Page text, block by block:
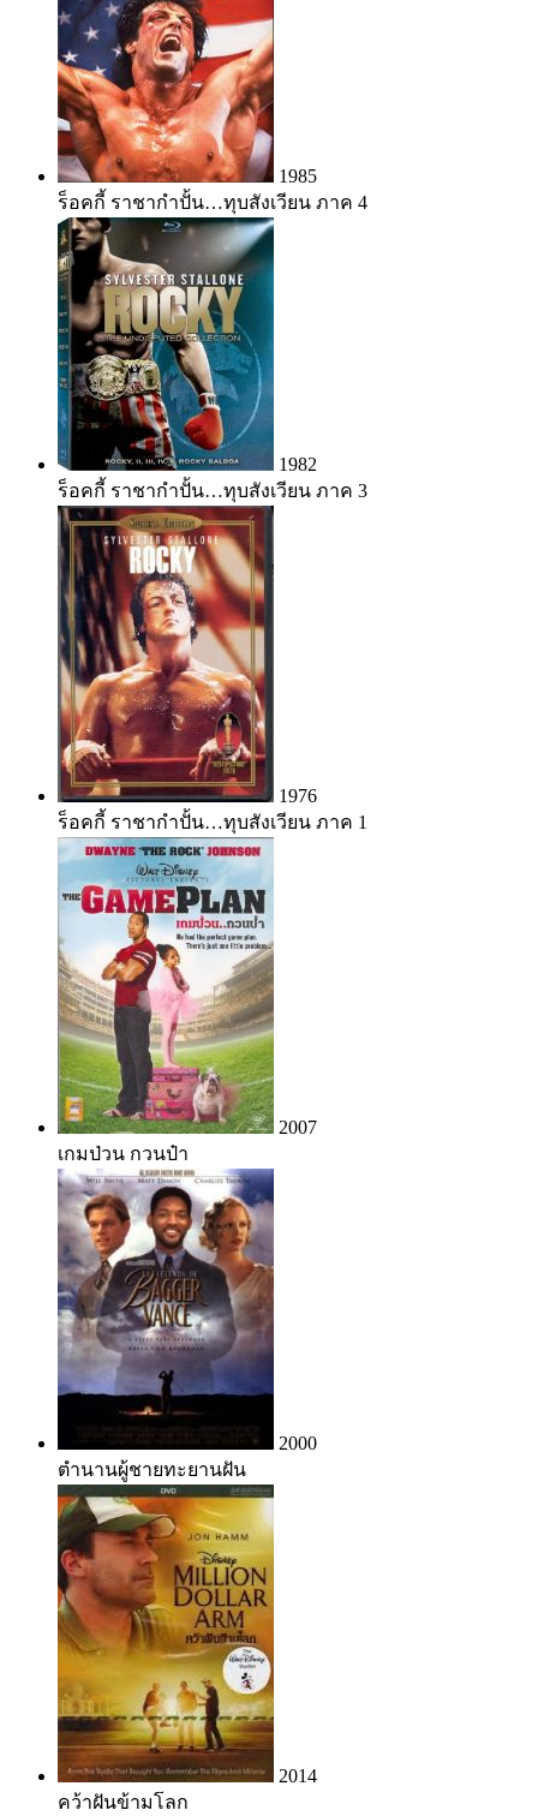
1985
ร็อคกี้ ราชากำปั้น…ทุบสังเวียน ภาค 4
1982
ร็อคกี้ ราชากำปั้น…ทุบสังเวียน ภาค 3
1976
ร็อคกี้ ราชากำปั้น…ทุบสังเวียน ภาค 1
2007
เกมป่วน กวนป๋า
2000
ตำนานผู้ชายทะยานฝัน
2014
คว้าฝันข้ามโลก